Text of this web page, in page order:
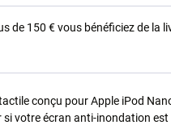
de 150 € vous bénéficiez de la
conçu pour Apple iPod
votre écran anti-inondation